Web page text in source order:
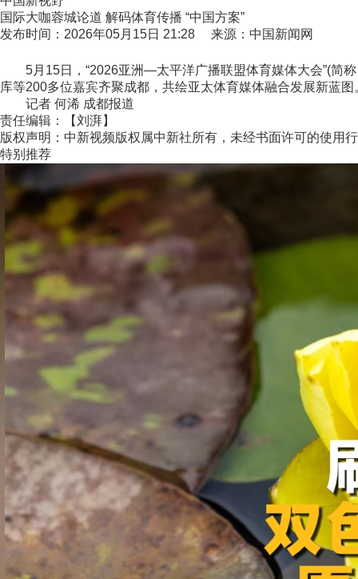
国际大咖蓉城论道 解码体育传播 “中国方案”
发布时间：2026年05月15日 21:28 来源：中国新闻网
5月15日，“2026亚洲—太平洋广播联盟体育媒体大会”(简称
库等200多位嘉宾齐聚成都，共绘亚太体育媒体融合发展新蓝图
记者 何浠 成都报道
责任编辑：【刘湃】
版权声明：中新视频版权属中新社所有，未经书面许可的使用
特别推荐